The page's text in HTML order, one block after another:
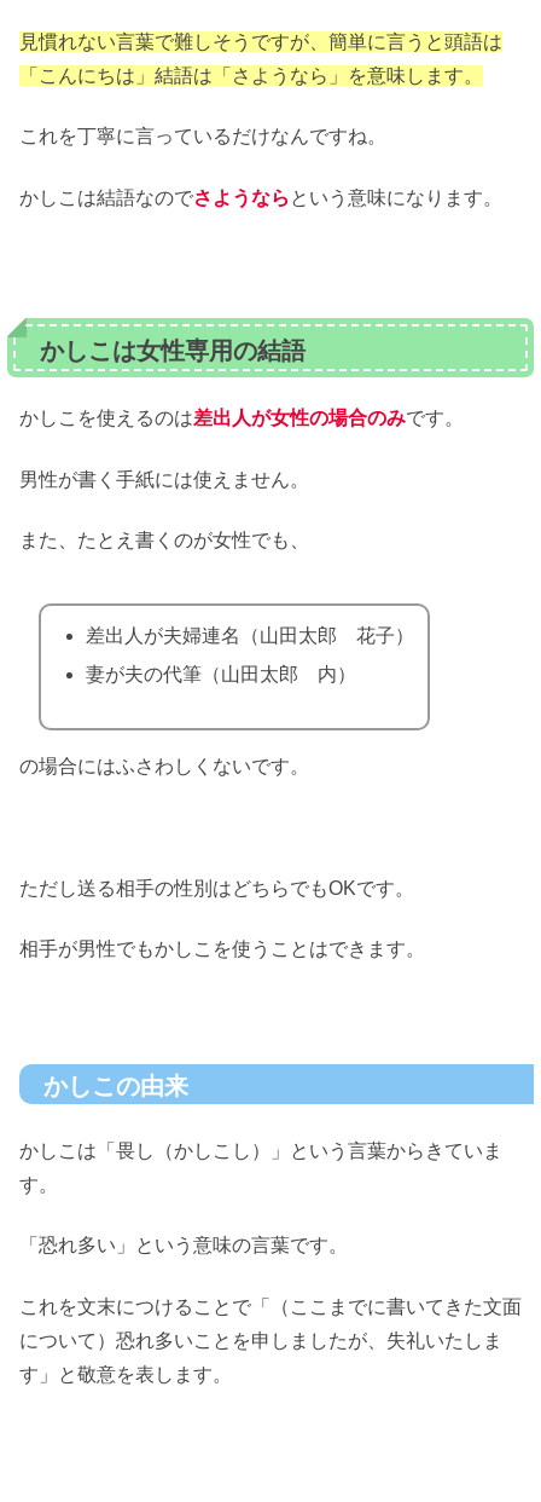
見慣れない言葉で難しそうですが、簡単に言うと頭語は
「こんにちは」結語は「さようなら」を意味します。
これを丁寧に言っているだけなんですね。
かしこは結語なのでさようなら という意味になります。
かしこは女性専用の結語
かしこを使えるのは差出人が女性の場合のみです。
男性が書く手紙には使えません。
また、たとえ書くのが女性でも、
差出人が夫婦連名（山田太郎 花子）
妻が夫の代筆（山田太郎 内）
の場合にはふさわしくないです。
ただし送る相手の性別はどちらでもOKです。
相手が男性でもかしこを使うことはできます。
かしこの由来
かしこは「畏し（かしこし）」という言葉からきていま
す。
「恐れ多い」という意味の言葉です。
これを文末につけることで「（ここまでに書いてきた文面
について）恐れ多いことを申しましたが、失礼いたしま
す」と敬意を表します。